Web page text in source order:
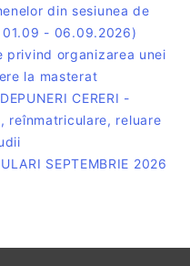
din sesiunea de
- 06.09.2026)
privind organizarea unei
la masterat
CERERI -
reînmatriculare, reluare
SEPTEMBRIE 2026